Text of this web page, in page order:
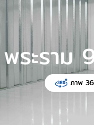
พระราม
ภาพ